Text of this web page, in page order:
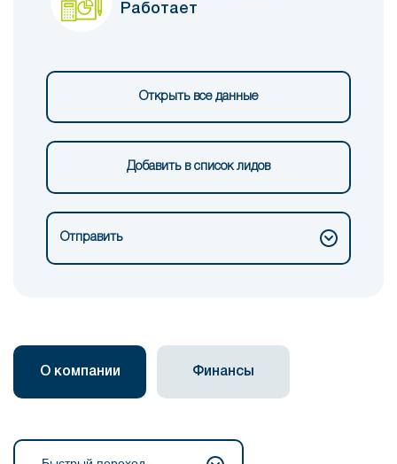
Работает
Открыть все данные
Добавить в список лидов
Отправить
О компании Финансы